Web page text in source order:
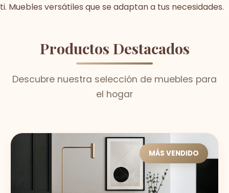
ti. Muebles versátiles que se adaptan a tus necesidades.
Productos Destacados
Descubre nuestra selección de muebles para
el hogar
MÁS VENDIDO